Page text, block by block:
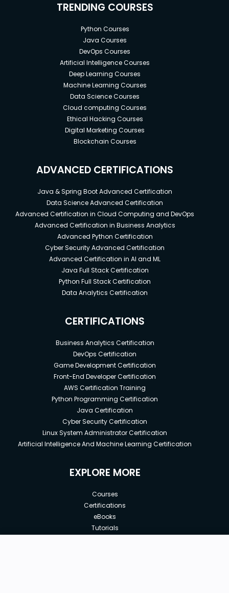
TRENDING COURSES
Python Courses
Java Courses
DevOps Courses
Artificial Intelligence Courses
Deep Learning Courses
Machine Learning Courses
Data Science Courses
Cloud computing Courses
Ethical Hacking Courses
Digital Marketing Courses
Blockchain Courses
ADVANCED CERTIFICATIONS
Java & Spring Boot Advanced Certification
Data Science Advanced Certification
Advanced Certification in Cloud Computing and DevOps
Advanced Certification in Business Analytics
Advanced Python Certification
Cyber Security Advanced Certification
Advanced Certification in AI and ML
Java Full Stack Certification
Python Full Stack Certification
Data Analytics Certification
CERTIFICATIONS
Business Analytics Certification
DevOps Certification
Game Development Certification
Front-End Developer Certification
AWS Certification Training
Python Programming Certification
Java Certification
Cyber Security Certification
Linux System Administrator Certification
Artificial Intelligence And Machine Learning Certification
EXPLORE MORE
Courses
Certifications
eBooks
Tutorials